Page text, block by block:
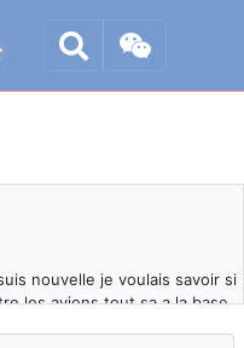
nouvelle je voulais savoir si
les avions tout sa a la base